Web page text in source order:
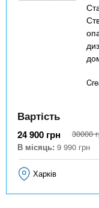
Вартість
24 900 грн 30000
В місяць: 9 990 грн
Харків